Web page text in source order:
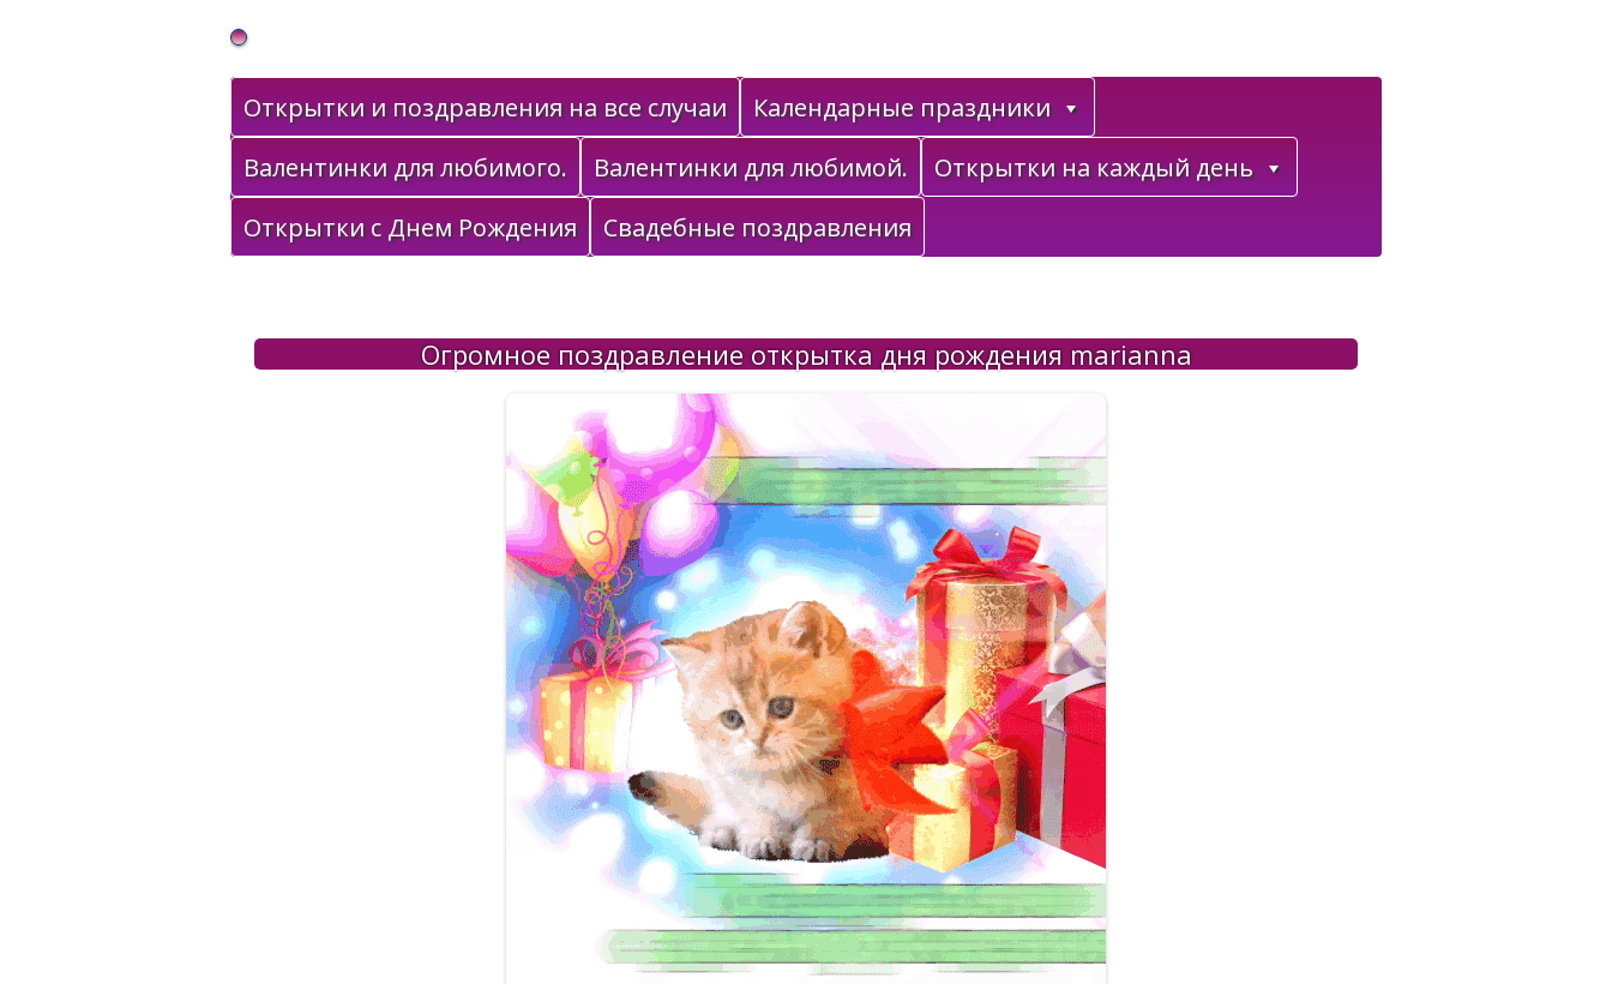
Gif Открытки в подарок
Открытки и поздравления на все случаи
Календарные праздники
Валентинки для любимого.
Валентинки для любимой.
Открытки на каждый день
Открытки с Днем Рождения
Свадебные поздравления
Огромное поздравление открытка дня рождения marianna